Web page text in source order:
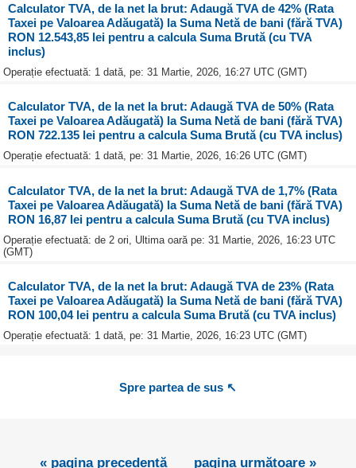
Calculator TVA, de la net la brut: Adaugă TVA de 42% (Rata
Taxei pe Valoarea Adăugată) la Suma Netă de bani (fără TVA)
RON 12.543,85 lei pentru a calcula Suma Brută (cu TVA
inclus)
Operație efectuată: 1 dată, pe: 31 Martie, 2026, 16:27 UTC (GMT)
Calculator TVA, de la net la brut: Adaugă TVA de 50% (Rata
Taxei pe Valoarea Adăugată) la Suma Netă de bani (fără TVA)
RON 722.135 lei pentru a calcula Suma Brută (cu TVA inclus)
Operație efectuată: 1 dată, pe: 31 Martie, 2026, 16:26 UTC (GMT)
Calculator TVA, de la net la brut: Adaugă TVA de 1,7% (Rata
Taxei pe Valoarea Adăugată) la Suma Netă de bani (fără TVA)
RON 16,87 lei pentru a calcula Suma Brută (cu TVA inclus)
Operație efectuată: de 2 ori, Ultima oară pe: 31 Martie, 2026, 16:23 UTC
(GMT)
Calculator TVA, de la net la brut: Adaugă TVA de 23% (Rata
Taxei pe Valoarea Adăugată) la Suma Netă de bani (fără TVA)
RON 100,04 lei pentru a calcula Suma Brută (cu TVA inclus)
Operație efectuată: 1 dată, pe: 31 Martie, 2026, 16:23 UTC (GMT)
Spre partea de sus ↖
« pagina precedentă pagina următoare »